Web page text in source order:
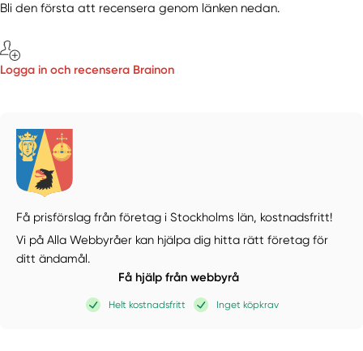
Bli den första att recensera genom länken nedan.
Logga in och recensera Brainon
Få prisförslag från företag i Stockholms län, kostnadsfritt!
Vi på Alla Webbyråer kan hjälpa dig hitta rätt företag för
ditt ändamål.
Få hjälp från webbyrå
Helt kostnadsfritt Inget köpkrav